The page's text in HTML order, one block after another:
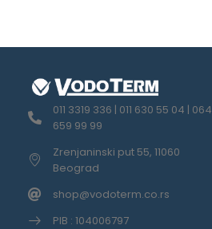
011 3319 336 | 011 630 55 04 | 064
659 99 99
Zrenjaninski put 55, 11060
Beograd
shop@vodoterm.co.rs
PIB : 104006797